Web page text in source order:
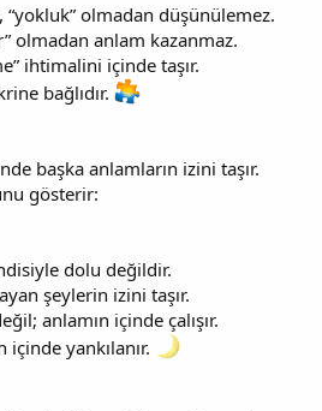
“yokluk” olmadan düşünülemez.
olmadan anlam kazanmaz.
ihtimalini içinde taşır.
bağlıdır.
başka anlamların izini taşır.
gösterir:
dolu değildir.
şeylerin izini taşır.
anlamın içinde çalışır.
yankılanır.